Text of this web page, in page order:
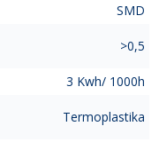
SMD
>0,5
3 Kwh/ 1000h
Termoplastika